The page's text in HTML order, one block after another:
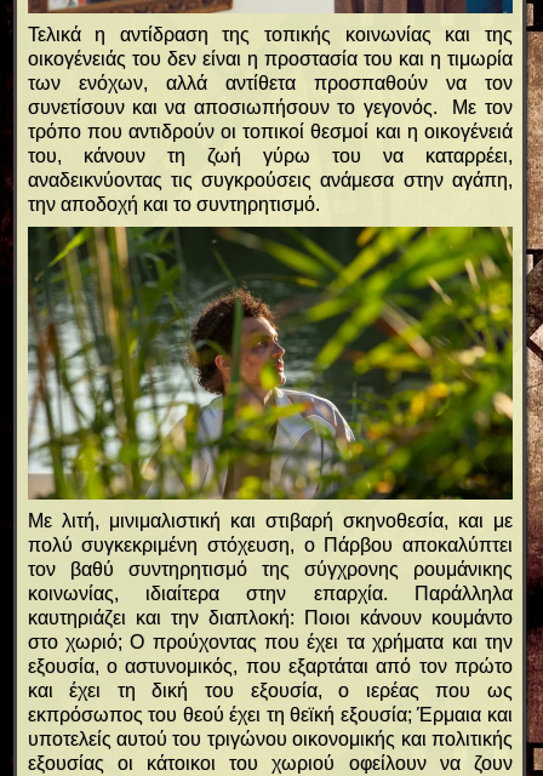
Τελικά η αντίδραση της τοπικής κοινωνίας και της
οικογένειάς του δεν είναι η προστασία του και η τιμωρία
των ενόχων, αλλά αντίθετα προσπαθούν να τον
συνετίσουν και να αποσιωπήσουν το γεγονός. Με τον
τρόπο που αντιδρούν οι τοπικοί θεσμοί και η οικογένειά
του, κάνουν τη ζωή γύρω του να καταρρέει,
αναδεικνύοντας τις συγκρούσεις ανάμεσα στην αγάπη,
την αποδοχή και το συντηρητισμό.
Με λιτή, μινιμαλιστική και στιβαρή σκηνοθεσία, και με
πολύ συγκεκριμένη στόχευση, ο Πάρβου αποκαλύπτει
τον βαθύ συντηρητισμό της σύγχρονης ρουμάνικης
κοινωνίας, ιδιαίτερα στην επαρχία. Παράλληλα
καυτηριάζει και την διαπλοκή: Ποιοι κάνουν κουμάντο
στο χωριό; Ο προύχοντας που έχει τα χρήματα και την
εξουσία, ο αστυνομικός, που εξαρτάται από τον πρώτο
και έχει τη δική του εξουσία, ο ιερέας που ως
εκπρόσωπος του θεού έχει τη θεϊκή εξουσία; Έρμαια και
υποτελείς αυτού του τριγώνου οικονομικής και πολιτικής
εξουσίας οι κάτοικοι του χωριού οφείλουν να ζουν